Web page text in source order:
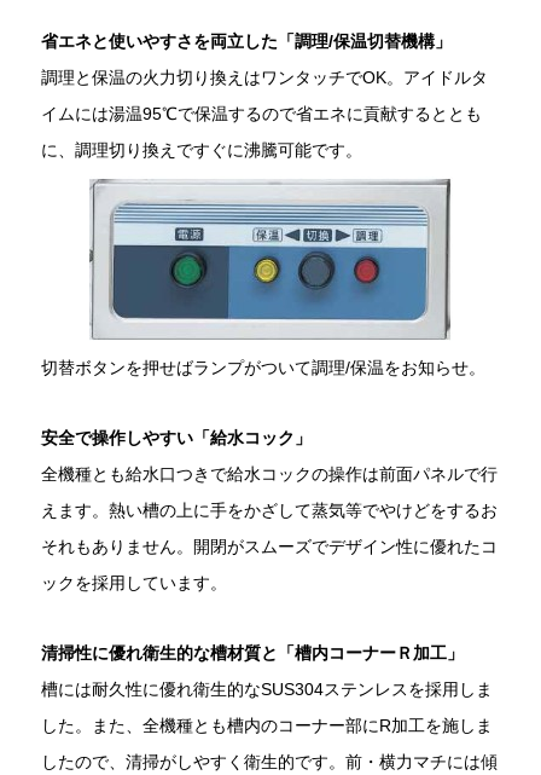
省エネと使いやすさを両立した「調理/保温切替機構」
調理と保温の火力切り換えはワンタッチでOK。アイドルタ
イムには湯温95℃で保温するので省エネに貢献するととも
に、調理切り換えですぐに沸騰可能です。
切替ボタンを押せばランプがついて調理/保温をお知らせ。
安全で操作しやすい「給水コック」
全機種とも給水口つきで給水コックの操作は前面パネルで行
えます。熱い槽の上に手をかざして蒸気等でやけどをするお
それもありません。開閉がスムーズでデザイン性に優れたコ
ックを採用しています。
清掃性に優れ衛生的な槽材質と「槽内コーナーＲ加工」
槽には耐久性に優れ衛生的なSUS304ステンレスを採用しま
した。また、全機種とも槽内のコーナー部にR加工を施しま
したので、清掃がしやすく衛生的です。前・横力マチには傾